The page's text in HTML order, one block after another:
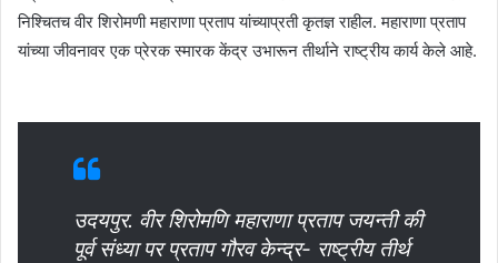
निश्चितच वीर शिरोमणी महाराणा प्रताप यांच्याप्रती कृतज्ञ राहील. महाराणा प्रताप
यांच्या जीवनावर एक प्रेरक स्मारक केंद्र उभारून तीर्थाने राष्ट्रीय कार्य केले आहे.
उदयपुर. वीर शिरोमणि महाराणा प्रताप जयन्ती की
पूर्व संध्या पर प्रताप गौरव केन्द्र- राष्ट्रीय तीर्थ